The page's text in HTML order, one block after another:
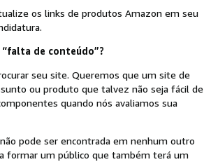
os links de produtos Amazon em seu
de conteúdo”?
seu site. Queremos que um site de
ou produto que talvez não seja fácil de
quando nós avaliamos sua
pode ser encontrada em nenhum outro
formar um público que também terá um